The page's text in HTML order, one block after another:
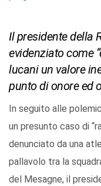
Il presidente della
evidenziato come
lucani un valore
punto di onore ed
In seguito alle
un presunto caso di
denunciato da una
pallavolo tra la
del Mesagne, il